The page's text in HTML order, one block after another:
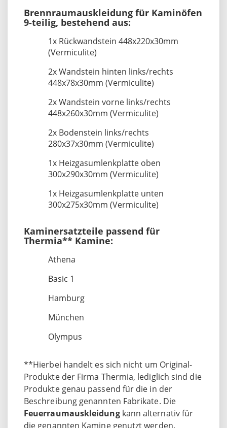
Brennraumauskleidung für Kaminöfen
9-teilig, bestehend aus:
1x Rückwandstein 448x220x30mm
(Vermiculite)
2x Wandstein hinten links/rechts
448x78x30mm (Vermiculite)
2x Wandstein vorne links/rechts
448x260x30mm (Vermiculite)
2x Bodenstein links/rechts
280x37x30mm (Vermiculite)
1x Heizgasumlenkplatte oben
300x290x30mm (Vermiculite)
1x Heizgasumlenkplatte unten
300x275x30mm (Vermiculite)
Kaminersatzteile passend für
Thermia** Kamine:
Athena
Basic 1
Hamburg
München
Olympus
**Hierbei handelt es sich nicht um Original-
Produkte der Firma Thermia, lediglich sind die
Produkte genau passend für die in der
Beschreibung genannten Fabrikate. Die
Feuerraumauskleidungkann alternativ für
die genannten Kamine genutzt werden.